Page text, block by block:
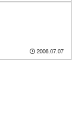
2006.07.07